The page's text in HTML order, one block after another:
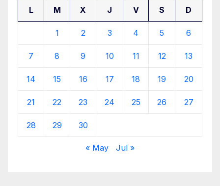
L M X J V S D
1 2 3 4 5 6
7 8 9 10 11 12 13
14 15 16 17 18 19 20
21 22 23 24 25 26 27
28 29 30
« May Jul »